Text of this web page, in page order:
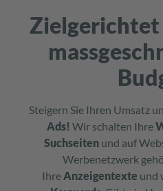
Steigern Sie Ihren Umsatz
Ads! Wir schalten Ihre
Suchseitenund auf
Werbenetzwerk
IhreAnzeigentexte und